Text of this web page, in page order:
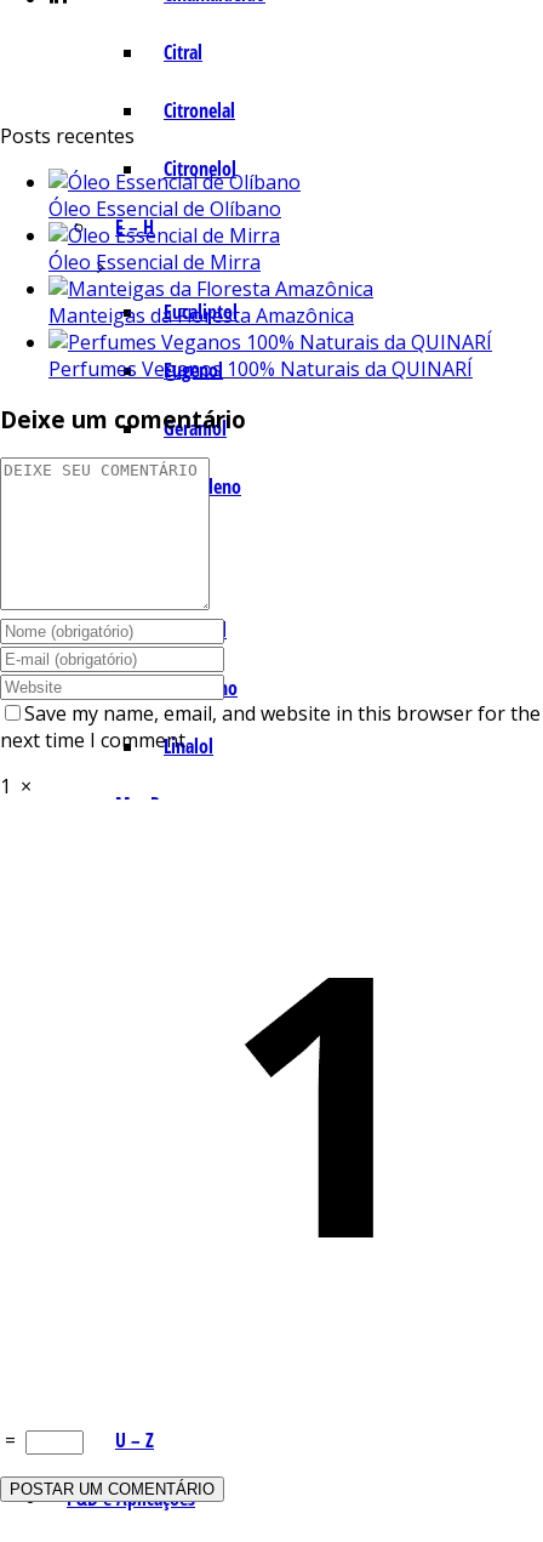
Citral
Citronelal
Citronelol
E – H
Eucaliptol
Eugenol
Geraniol
Humuleno
Lemonal
Limoneno
Linalol
M – P
U – Z
P&D e Aplicações
Posts recentes
Óleo Essencial de Olíbano
Óleo Essencial de Mirra
Manteigas da Floresta Amazônica
Perfumes Veganos 100% Naturais da QUINARÍ
Deixe um comentário
Save my name, email, and website in this browser for the
next time I comment.
1 ×
=